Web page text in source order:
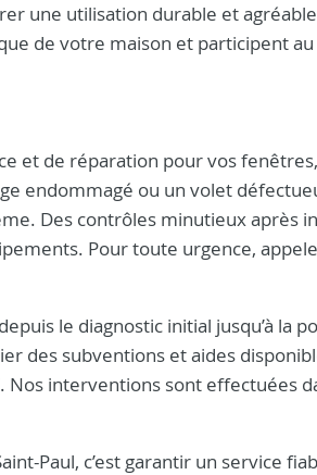
une utilisation durable et
de votre maison et participent
et de réparation pour vos
endommagé ou un volet
Des contrôles minutieux après
Pour toute urgence,
le diagnostic initial jusqu’à la
des subventions et aides
Nos interventions sont effectuées
Paul, c’est garantir un service